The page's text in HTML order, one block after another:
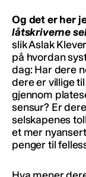
Og det er her
låtskriverne
slik Aslak
på hvordan
dag: Har dere
dere er villige
gjennom
sensur? Er
selskapenes
et mer
penger til